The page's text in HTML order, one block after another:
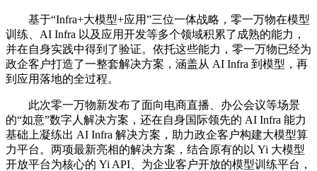
基于“Infra+大模型+应用”三位一体战略，零一万物在模型
训练、AI Infra 以及应用开发等多个领域积累了成熟的能力，
并在自身实践中得到了验证。依托这些能力，零一万物已经为
政企客户打造了一整套解决方案，涵盖从 AI Infra 到模型，再
到应用落地的全过程。
此次零一万物新发布了面向电商直播、办公会议等场景
的“如意”数字人解决方案，还在自身国际领先的 AI Infra 能力
基础上凝练出 AI Infra 解决方案，助力政企客户构建大模型算
力平台。两项最新亮相的解决方案，结合原有的以 Yi 大模型
开放平台为核心的 Yi API、为企业客户开放的模型训练平台，